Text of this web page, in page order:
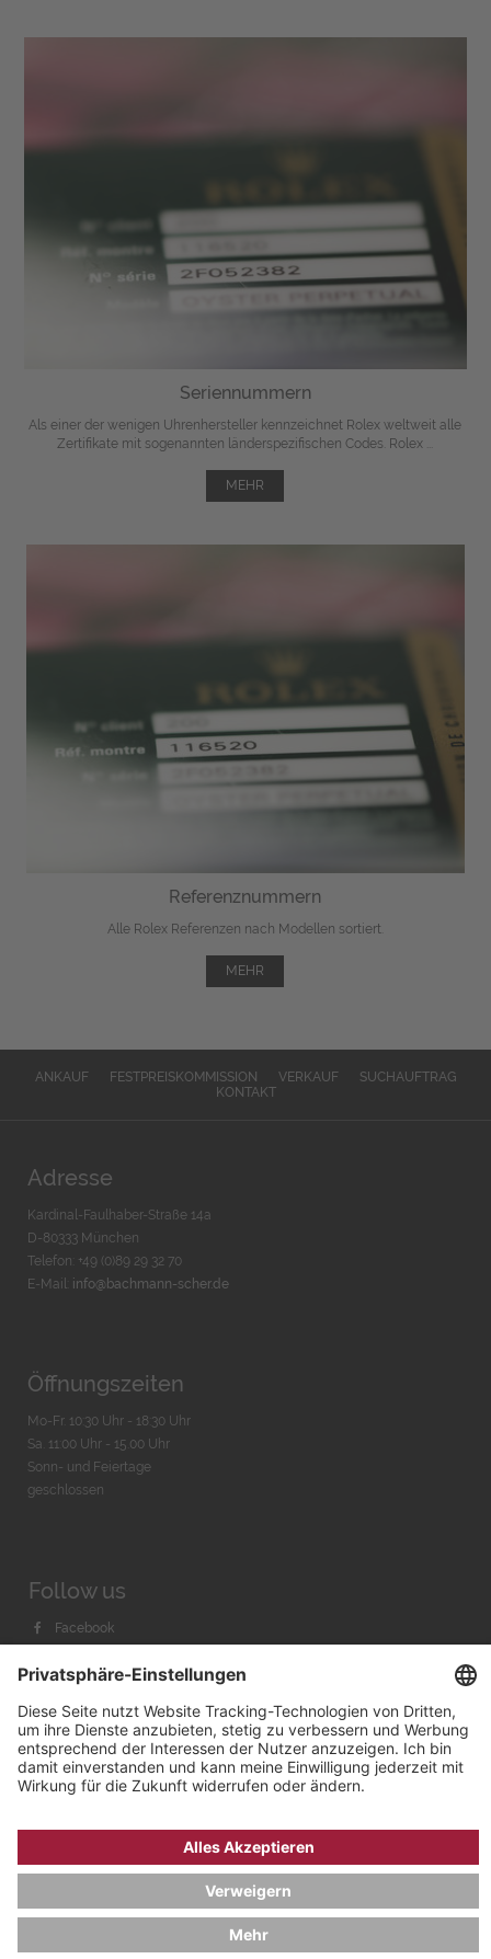
Seriennummern
Als einer der wenigen Uhrenhersteller kennzeichnet Rolex weltweit alle
Zertifikate mit sogenannten länderspezifischen Codes. Rolex ...
MEHR
Referenznummern
Alle Rolex Referenzen nach Modellen sortiert.
MEHR
ANKAUF FESTPREISKOMMISSION VERKAUF
SUCHAUFTRAG
KONTAKT
Adresse
Kardinal-Faulhaber-Straße 14a
D-80333 München
Telefon: +49 (0)89 29 32 70
E-Mail: info@bachmann-scher.de
Öffnungszeiten
Mo-Fr. 10:30 Uhr - 18:30 Uhr
Sa. 11:00 Uhr - 15.00 Uhr
Sonn- und Feiertage
geschlossen
Follow us
Facebook
Youtube
Bachmann & Scher GmbH / Watchandco GmbH
IMPRESSUM
AGB & WIDERRUF
COOKIE-EINSTELLUNGEN